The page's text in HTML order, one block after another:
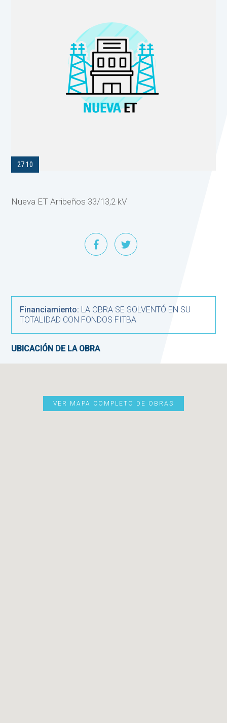
27.10
Nueva ET Arribeños 33/13,2 kV
Financiamiento: LA OBRA SE SOLVENTÓ EN SU
TOTALIDAD CON FONDOS FITBA
UBICACIÓN DE LA OBRA
VER MAPA COMPLETO DE OBRAS